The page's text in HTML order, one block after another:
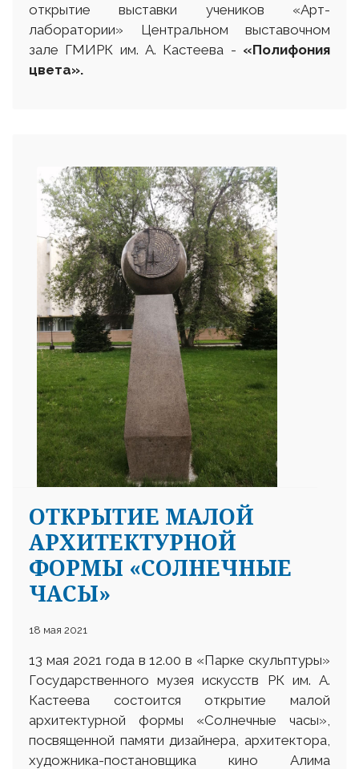
открытие выставки учеников «Арт-
лаборатории» Центральном выставочном
зале ГМИРК им. А. Кастеева - «Полифония
цвета».
ОТКРЫТИЕ МАЛОЙ
АРХИТЕКТУРНОЙ
ФОРМЫ «СОЛНЕЧНЫЕ
ЧАСЫ»
18 мая 2021
13 мая 2021 года в 12.00 в «Парке скульптуры»
Государственного музея искусств РК им. А.
Кастеева состоится открытие малой
архитектурной формы «Солнечные часы»,
посвященной памяти дизайнера, архитектора,
художника-постановщика кино Алима